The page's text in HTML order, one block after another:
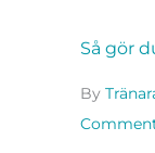
Så gör
By